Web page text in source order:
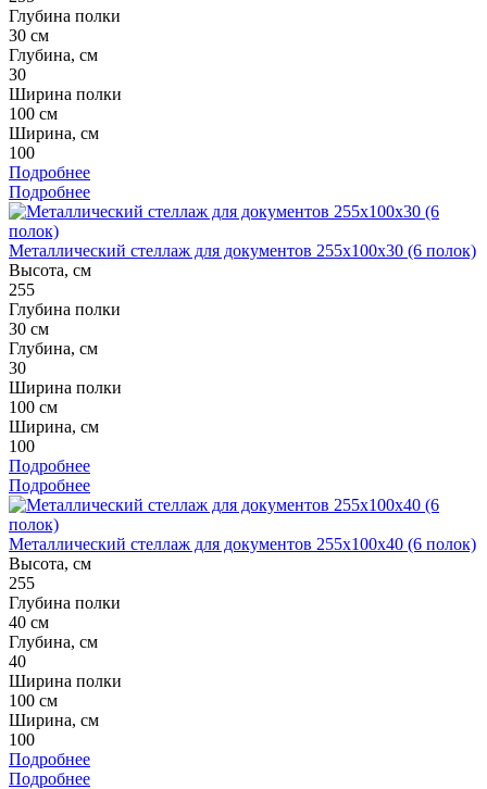
Глубина полки
30 см
Глубина, см
30
Ширина полки
100 см
Ширина, см
100
Подробнее
Подробнее
Металлический стеллаж для документов 255x100x30 (6 полок)
Высота, см
255
Глубина полки
30 см
Глубина, см
30
Ширина полки
100 см
Ширина, см
100
Подробнее
Подробнее
Металлический стеллаж для документов 255x100x40 (6 полок)
Высота, см
255
Глубина полки
40 см
Глубина, см
40
Ширина полки
100 см
Ширина, см
100
Подробнее
Подробнее